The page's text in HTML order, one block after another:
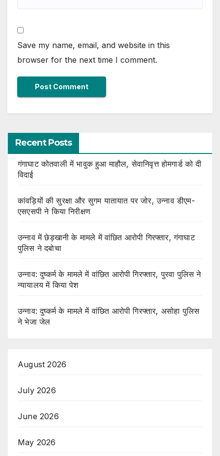
Save my name, email, and website in this
browser for the next time I comment.
Recent Posts
गंगाघाट कोतवाली में भावुक हुआ माहौल, सेवानिवृत्त होमगार्ड को दी
विदाई
कांवड़ियों की सुरक्षा और सुगम यातायात पर जोर, उन्नाव डीएम-
एसएसपी ने किया निरीक्षण
उन्नाव में छेड़खानी के मामले में वांछित आरोपी गिरफ्तार, गंगाघाट
पुलिस ने दबोचा
उन्नाव: दुष्कर्म के मामले में वांछित आरोपी गिरफ्तार, पुरवा पुलिस ने
न्यायालय में किया पेश
उन्नाव: दुष्कर्म के मामले में वांछित आरोपी गिरफ्तार, असोहा पुलिस
ने भेजा जेल
August 2026
July 2026
June 2026
May 2026